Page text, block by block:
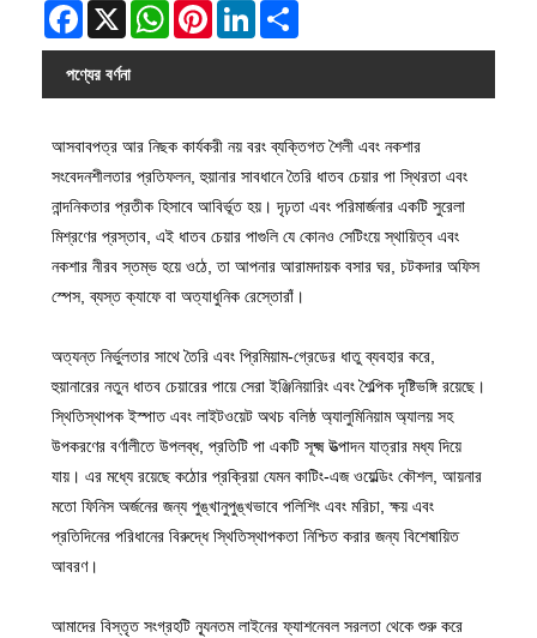
Facebook
X WhatsAppPinterestLinkedIn
পণ্যের বর্ণনা
আসবাবপত্র আর নিছক কার্যকরী নয় বরং ব্যক্তিগত শৈলী এবং নকশার
সংবেদনশীলতার প্রতিফলন, হুয়ানার সাবধানে তৈরি ধাতব চেয়ার পা স্থিরতা এবং
নান্দনিকতার প্রতীক হিসাবে আবির্ভূত হয়। দৃঢ়তা এবং পরিমার্জনার একটি সুরেলা
মিশ্রণের প্রস্তাব, এই ধাতব চেয়ার পাগুলি যে কোনও সেটিংয়ে স্থায়িত্ব এবং
নকশার নীরব স্তম্ভ হয়ে ওঠে, তা আপনার আরামদায়ক বসার ঘর, চটকদার অফিস
স্পেস, ব্যস্ত ক্যাফে বা অত্যাধুনিক রেস্তোরাঁ।
অত্যন্ত নির্ভুলতার সাথে তৈরি এবং প্রিমিয়াম-গ্রেডের ধাতু ব্যবহার করে,
হুয়ানারের নতুন ধাতব চেয়ারের পায়ে সেরা ইঞ্জিনিয়ারিং এবং শৈল্পিক দৃষ্টিভঙ্গি রয়েছে।
স্থিতিস্থাপক ইস্পাত এবং লাইটওয়েট অথচ বলিষ্ঠ অ্যালুমিনিয়াম অ্যালয় সহ
উপকরণের বর্ণালীতে উপলব্ধ, প্রতিটি পা একটি সূক্ষ্ম উত্পাদন যাত্রার মধ্য দিয়ে
যায়। এর মধ্যে রয়েছে কঠোর প্রক্রিয়া যেমন কাটিং-এজ ওয়েল্ডিং কৌশল, আয়নার
মতো ফিনিস অর্জনের জন্য পুঙ্খানুপুঙ্খভাবে পলিশিং এবং মরিচা, ক্ষয় এবং
প্রতিদিনের পরিধানের বিরুদ্ধে স্থিতিস্থাপকতা নিশ্চিত করার জন্য বিশেষায়িত
আবরণ।
আমাদের বিস্তৃত সংগ্রহটি ন্যূনতম লাইনের ফ্যাশনেবল সরলতা থেকে শুরু করে